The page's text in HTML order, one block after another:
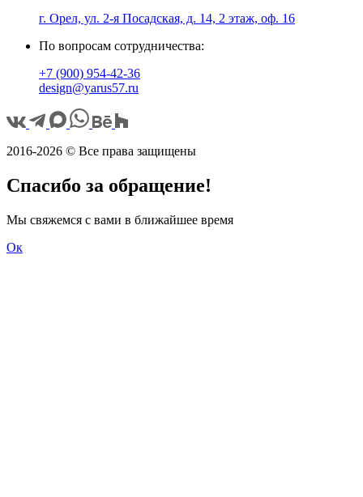
г. Орел, ул. 2-я Посадская, д. 14, 2 этаж, оф. 16
По вопросам сотрудничества:
+7 (900) 954-42-36
design@yarus57.ru
2016-2026 © Все права защищены
Спасибо за обращение!
Мы свяжемся с вами в ближайшее время
Ок